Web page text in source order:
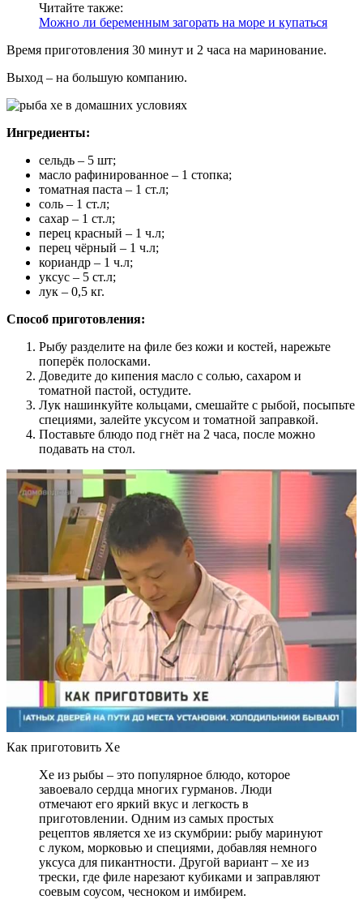
Читайте также:
Можно ли беременным загорать на море и купаться
Время приготовления 30 минут и 2 часа на маринование.
Выход – на большую компанию.
Ингредиенты:
сельдь – 5 шт;
масло рафинированное – 1 стопка;
томатная паста – 1 ст.л;
соль – 1 ст.л;
сахар – 1 ст.л;
перец красный – 1 ч.л;
перец чёрный – 1 ч.л;
кориандр – 1 ч.л;
уксус – 5 ст.л;
лук – 0,5 кг.
Способ приготовления:
Рыбу разделите на филе без кожи и костей, нарежьте
поперёк полосками.
Доведите до кипения масло с солью, сахаром и
томатной пастой, остудите.
Лук нашинкуйте кольцами, смешайте с рыбой, посыпьте
специями, залейте уксусом и томатной заправкой.
Поставьте блюдо под гнёт на 2 часа, после можно
подавать на стол.
Как приготовить Хе
Хе из рыбы – это популярное блюдо, которое
завоевало сердца многих гурманов. Люди
отмечают его яркий вкус и легкость в
приготовлении. Одним из самых простых
рецептов является хе из скумбрии: рыбу маринуют
с луком, морковью и специями, добавляя немного
уксуса для пикантности. Другой вариант – хе из
трески, где филе нарезают кубиками и заправляют
соевым соусом, чесноком и имбирем.